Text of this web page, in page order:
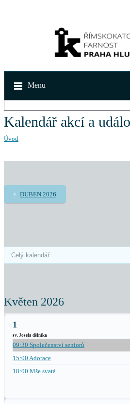
Menu
Kalendář akcí a
Úvod
DUBEN 2026
Květen 2026
1
sv. Josefa dělníka
09:30 Společenství seniorů
15:00 Adorace
18:00 Mše svatá